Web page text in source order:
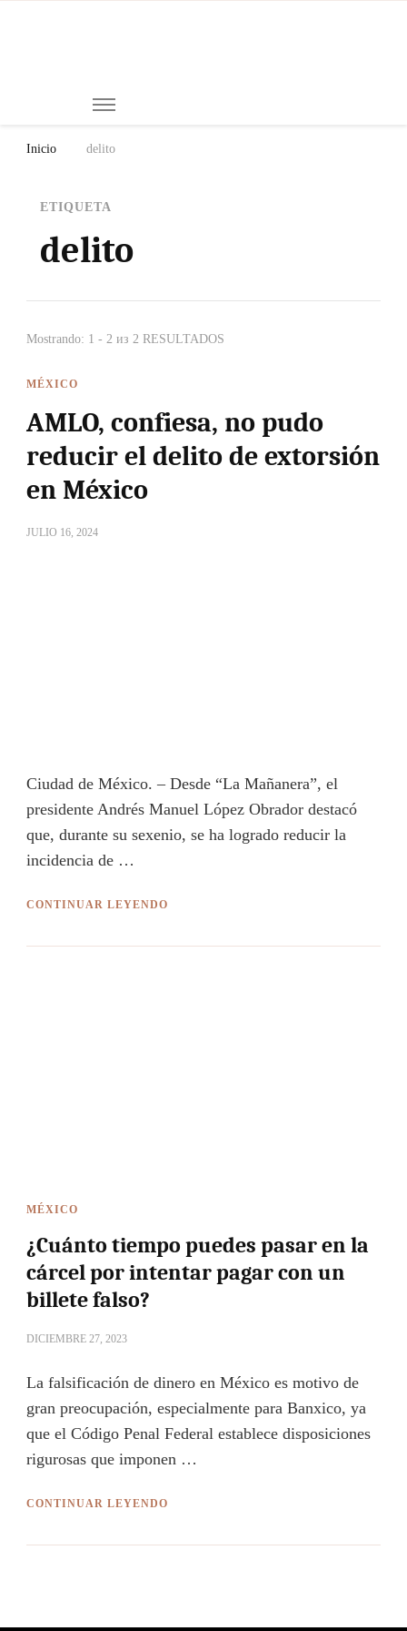
Inicio delito
ETIQUETA
delito
Mostrando: 1 - 2 из 2 RESULTADOS
MÉXICO
AMLO, confiesa, no pudo
reducir el delito de extorsión
en México
JULIO 16, 2024
Ciudad de México. – Desde “La Mañanera”, el
presidente Andrés Manuel López Obrador destacó
que, durante su sexenio, se ha logrado reducir la
incidencia de …
CONTINUAR LEYENDO
MÉXICO
¿Cuánto tiempo puedes pasar en la
cárcel por intentar pagar con un
billete falso?
DICIEMBRE 27, 2023
La falsificación de dinero en México es motivo de
gran preocupación, especialmente para Banxico, ya
que el Código Penal Federal establece disposiciones
rigurosas que imponen …
CONTINUAR LEYENDO